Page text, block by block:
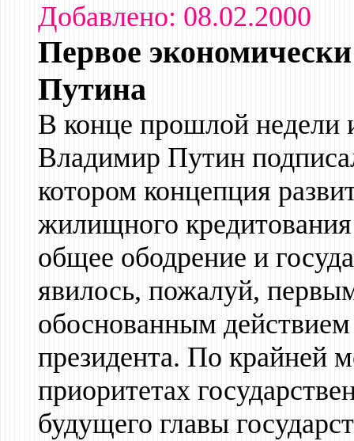
Добавлено: 08.02.2000
Первое
Путина
В конце прошлой недели
Владимир Путин
котором концепция
жилищного
общее ободрение и
явилось, пожалуй,
обоснованным
президента. По крайней
приоритетах
будущего главы